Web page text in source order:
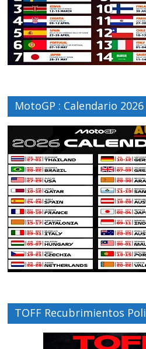
MotoGP : Calendario 2026
TOFF Recubrimientos